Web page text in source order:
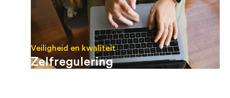
Veiligheid en kwaliteit
Zelfregulering